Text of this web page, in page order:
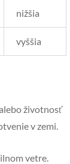
nižšia
vyššia
životnosť
v zemi.
vetre.